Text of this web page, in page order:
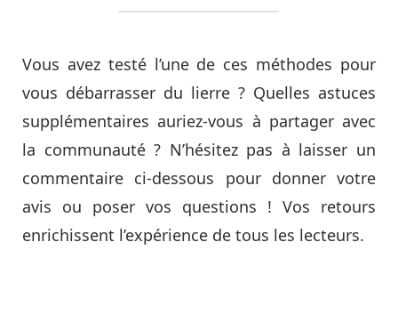
Vous avez testé l’une de ces méthodes pour
vous débarrasser du lierre ? Quelles astuces
supplémentaires auriez-vous à partager avec
la communauté ? N’hésitez pas à laisser un
commentaire ci-dessous pour donner votre
avis ou poser vos questions ! Vos retours
enrichissent l’expérience de tous les lecteurs.